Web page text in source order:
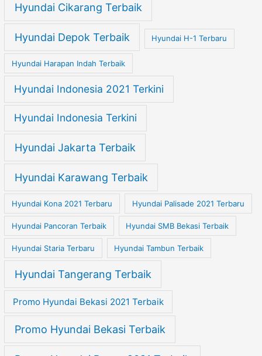
Hyundai Cikarang Terbaik
Hyundai Depok Terbaik Hyundai H-1 Terbaru
Hyundai Harapan Indah Terbaik
Hyundai Indonesia 2021 Terkini
Hyundai Indonesia Terkini
Hyundai Jakarta Terbaik
Hyundai Karawang Terbaik
Hyundai Kona 2021 Terbaru Hyundai Palisade 2021 Terbaru
Hyundai Pancoran Terbaik Hyundai SMB Bekasi Terbaik
Hyundai Staria Terbaru Hyundai Tambun Terbaik
Hyundai Tangerang Terbaik
Promo Hyundai Bekasi 2021 Terbaik
Promo Hyundai Bekasi Terbaik